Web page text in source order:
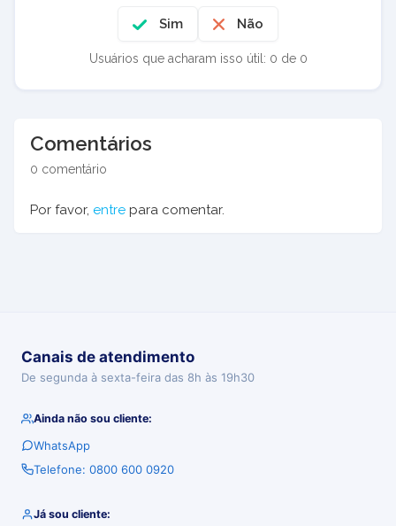
Sim Não
Usuários que acharam isso útil: 0 de 0
Comentários
0 comentário
Por favor, entre para comentar.
Canais de atendimento
De segunda à sexta-feira das 8h às 19h30
Ainda não sou cliente:
WhatsApp
Telefone: 0800 600 0920
Já sou cliente: